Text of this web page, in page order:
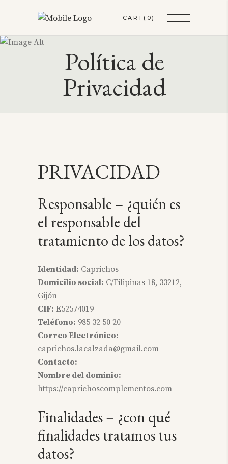
CART (0)
Política de
Privacidad
PRIVACIDAD
Responsable – ¿quién es
el responsable del
tratamiento de los datos?
Identidad: Caprichos
Domicilio social: C/Filipinas 18, 33212,
Gijón
CIF: E52574019
Teléfono: 985 32 50 20
Correo Electrónico:
caprichos.lacalzada@gmail.com
Contacto:
Nombre del dominio:
https://caprichoscomplementos.com
Finalidades – ¿con qué
finalidades tratamos tus
datos?